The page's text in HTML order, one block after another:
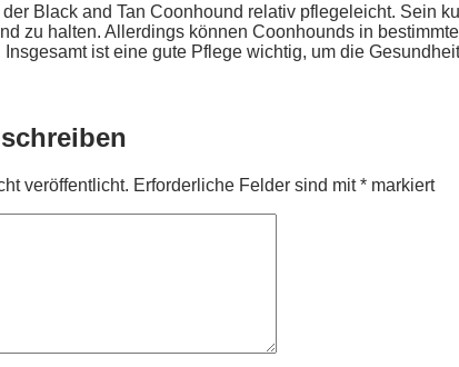
Black and Tan Coonhound relativ pflegeleicht. Sein
zu halten. Allerdings können Coonhounds in
ist eine gute Pflege wichtig, um die
veröffentlicht. Erforderliche Felder sind mit* markiert